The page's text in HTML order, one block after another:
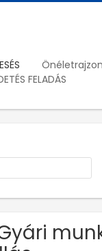
FELADÁS